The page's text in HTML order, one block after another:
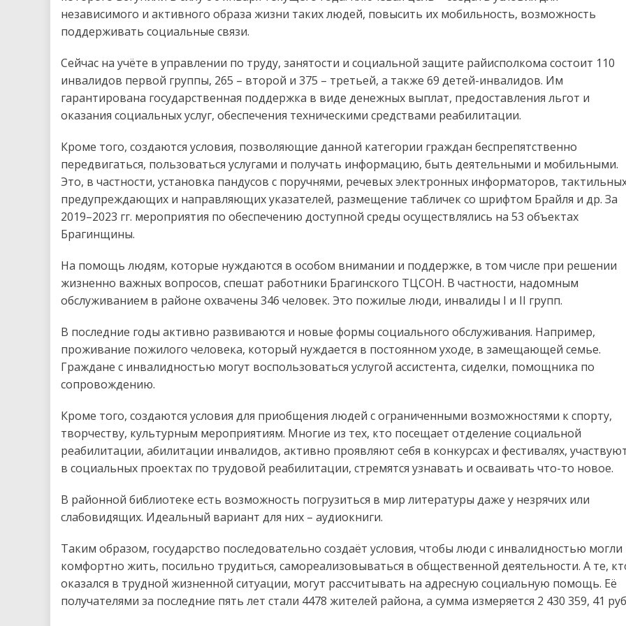
независимого и активного образа жизни таких людей, повысить их мобильность, возможность
поддерживать социальные связи.
Сейчас на учёте в управлении по труду, занятости и социальной защите райисполкома состоит 110
инвалидов первой группы, 265 – второй и 375 – третьей, а также 69 детей-инвалидов. Им
гарантирована государственная поддержка в виде денежных выплат, предоставления льгот и
оказания социальных услуг, обеспечения техническими средствами реабилитации.
Кроме того, создаются условия, позволяющие данной категории граждан беспрепятственно
передвигаться, пользоваться услугами и получать информацию, быть деятельными и мобильными.
Это, в частности, установка пандусов с поручнями, речевых электронных информаторов,
предупреждающих и направляющих указателей, размещение табличек со шрифтом Брайля и др. За
2019–2023 гг. мероприятия по обеспечению доступной среды осуществлялись на 53 объектах
Брагинщины.
На помощь людям, которые нуждаются в особом внимании и поддержке, в том числе при решении
жизненно важных вопросов, спешат работники Брагинского ТЦСОН. В частности, надомным
обслуживанием в районе охвачены 346 человек. Это пожилые люди, инвалиды I и II групп.
В последние годы активно развиваются и новые формы социального обслуживания. Например,
проживание пожилого человека, который нуждается в постоянном уходе, в замещающей семье.
Граждане с инвалидностью могут воспользоваться услугой ассистента, сиделки, помощника по
сопровождению.
Кроме того, создаются условия для приобщения людей с ограниченными возможностями к спорту,
творчеству, культурным мероприятиям. Многие из тех, кто посещает отделение социальной
реабилитации, абилитации инвалидов, активно проявляют себя в конкурсах и фестивалях,
в социальных проектах по трудовой реабилитации, стремятся узнавать и осваивать что-то новое.
В районной библиотеке есть возможность погрузиться в мир литературы даже у незрячих или
слабовидящих. Идеальный вариант для них – аудиокниги.
Таким образом, государство последовательно создаёт условия, чтобы люди с инвалидностью могли
комфортно жить, посильно трудиться, самореализовываться в общественной деятельности. А те,
оказался в трудной жизненной ситуации, могут рассчитывать на адресную социальную помощь. Её
получателями за последние пять лет стали 4478 жителей района, а сумма измеряется 2 430 359, 41